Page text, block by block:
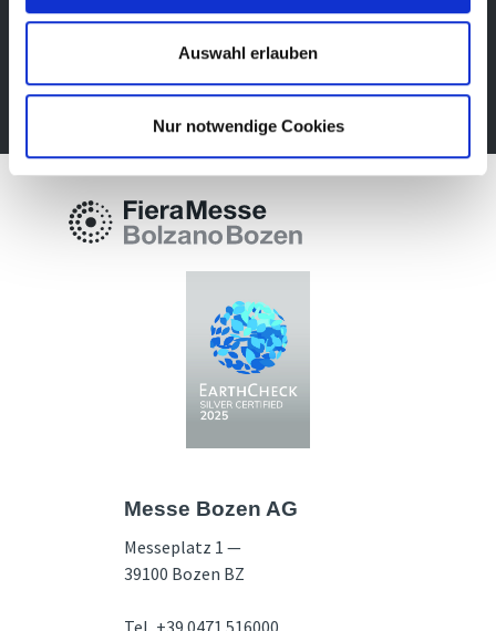
Auswahl erlauben
Nur notwendige Cookies
im Voraus nützliche Informationen! Natürlich
Newsletter abonnieren
Messe Bozen AG
Messeplatz 1 —
39100 Bozen BZ